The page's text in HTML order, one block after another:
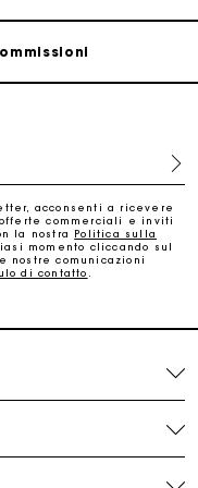
per fare il regalo
acconsenti a ricevere
commerciali e inviti
la nostra
Politica sulla
momento cliccando sul
nostre comunicazioni
di contatto .